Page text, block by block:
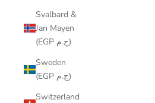
Svalbard &
Jan Mayen
(EGP ج.م)
Sweden
(EGP ج.م)
Switzerland